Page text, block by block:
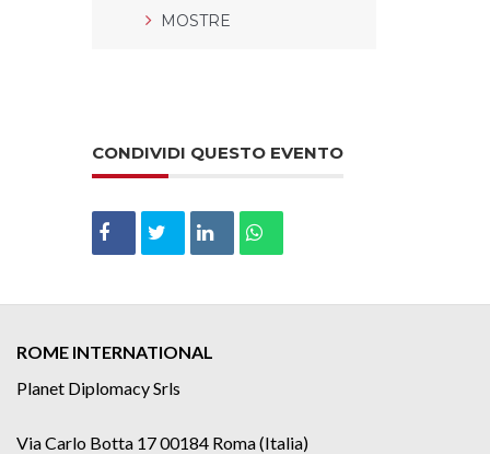
MOSTRE
CONDIVIDI QUESTO EVENTO
ROME INTERNATIONAL
Planet Diplomacy Srls
Via Carlo Botta 17 00184 Roma (Italia)